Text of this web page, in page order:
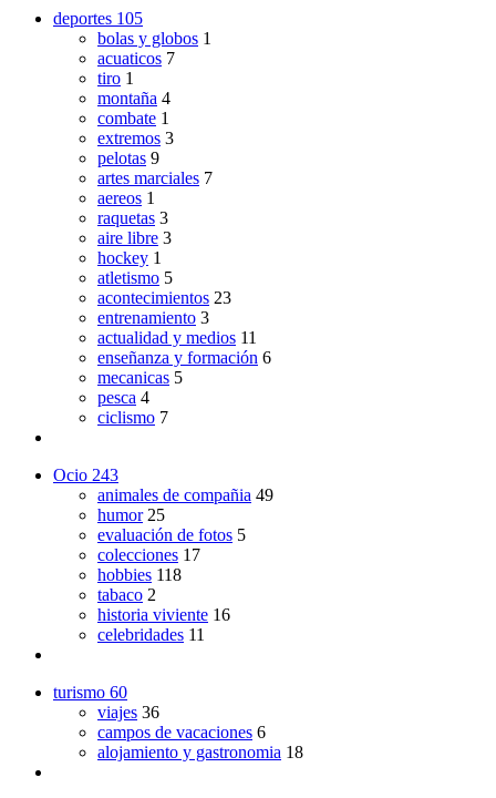
deportes 105
bolas y globos 1
acuaticos 7
tiro 1
montaña 4
combate 1
extremos 3
pelotas 9
artes marciales 7
aereos 1
raquetas 3
aire libre 3
hockey 1
atletismo 5
acontecimientos 23
entrenamiento 3
actualidad y medios 11
enseñanza y formación 6
mecanicas 5
pesca 4
ciclismo 7
Ocio 243
animales de compañia 49
humor 25
evaluación de fotos 5
colecciones 17
hobbies 118
tabaco 2
historia viviente 16
celebridades 11
turismo 60
viajes 36
campos de vacaciones 6
alojamiento y gastronomia 18